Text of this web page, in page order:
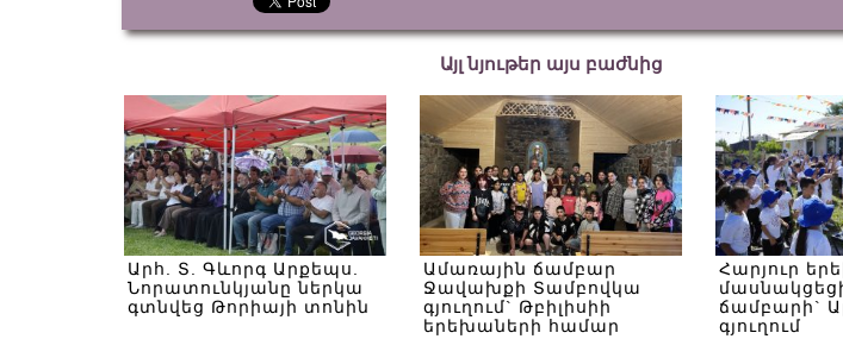
Այլ նյութեր այս բաժնից
Արհ. Տ. Գևորգ Արքեպս.
Նորատունկյանը ներկա
գտնվեց Թորիայի տոնին
Ամառային ճամբար
Ջավախքի Տամբովկա
գյուղում` Թբիլիսիի
երեխաների համար
Հարյուր
ճամբարի`
գյուղում